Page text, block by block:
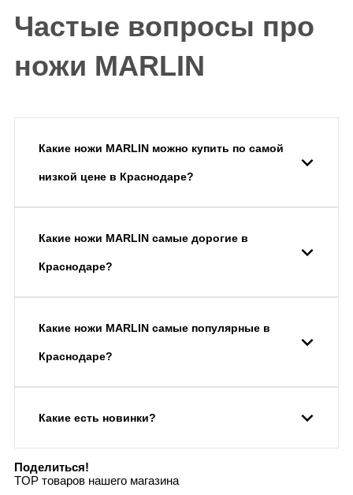
Частые вопросы про
ножи MARLIN
Какие ножи MARLIN можно купить по самой
низкой цене в Краснодаре?
Какие ножи MARLIN самые дорогие в
Краснодаре?
Какие ножи MARLIN самые популярные в
Краснодаре?
Какие есть новинки?
Поделиться!
TOP товаров нашего магазина